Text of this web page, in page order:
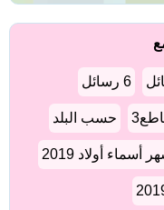
6 رسائل
حسب البلد
أسماء أولاد 2019